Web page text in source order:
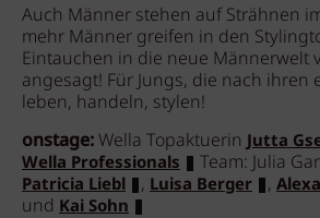
Auch Männer stehen auf Strähnen
mehr Männer greifen in den
Eintauchen in die neue Männerwelt
angesagt! Für Jungs, die nach ihren
leben, handeln, stylen!
onstage:Wella TopaktuerinJutta
Wella Professionals Team: Julia
Patricia Liebl , Luisa Berger ,
und Kai Sohn